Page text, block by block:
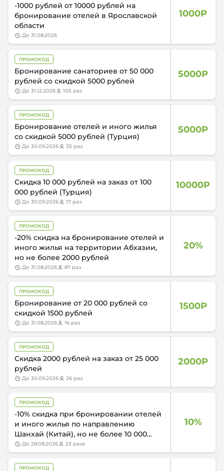
1000Р
-1000 рублей от 10000 рублей на
бронирование отелей в Ярославской
области
до 31.08.2026
5000Р
ПРОМОКОД
Бронирование санаториев от 50 000
рублей со скидкой 5000 рублей
до 31.12.2026 105 раз
5000Р
ПРОМОКОД
Бронирование отелей и иного жилья
со скидкой 5000 рублей (Турция)
до 30.09.2026 35 раз
10000Р
ПРОМОКОД
Скидка 10 000 рублей на заказ от 100
000 рублей (Турция)
до 30.09.2026 17 раз
20%
ПРОМОКОД
-20% скидка на бронирование отелей и
иного жилья на территории Абхазии,
но не более 2000 рублей
до 31.08.2026 87 раз
1500Р
ПРОМОКОД
Бронирование от 20 000 рублей со
скидкой 1500 рублей
до 31.08.2026 16 раз
2000Р
ПРОМОКОД
Cкидка 2000 рублей на заказ от 25 000
рублей
до 30.09.2026 26 раз
10%
ПРОМОКОД
-10% скидка при бронировании отелей
и иного жилья по направлению
Шанхай (Китай), но не более 10 000
рублей
до 28.08.2026 23 раза
ПРОМОКОД